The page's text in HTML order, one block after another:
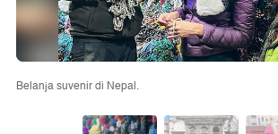
Belanja suvenir di Nepal.